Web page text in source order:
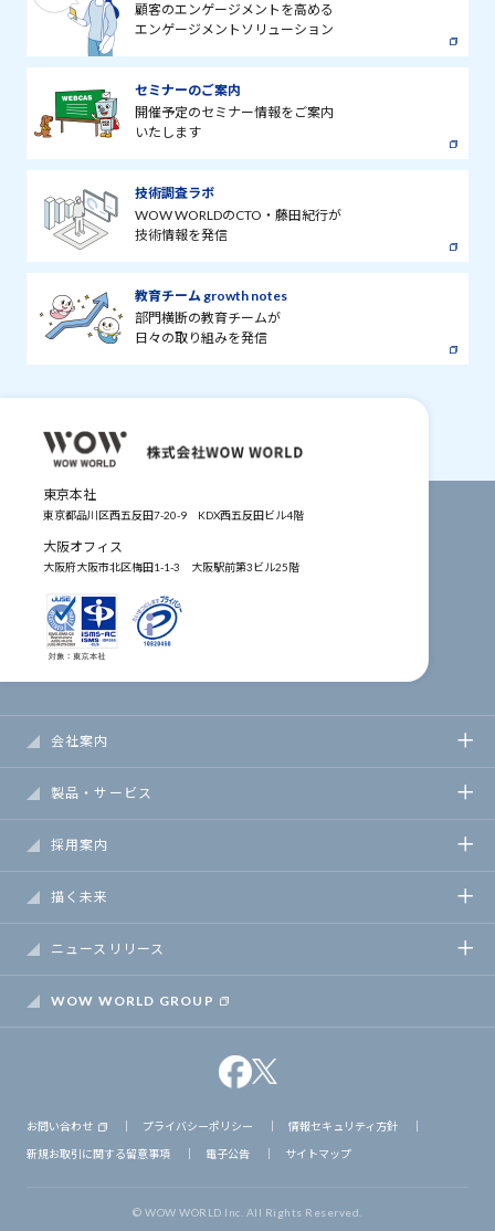
顧客のエンゲージメントを高める
エンゲージメントソリューション
セミナーのご案内
開催予定のセミナー情報をご案内
いたします
技術調査ラボ
WOW WORLDのCTO・藤田紀行が
技術情報を発信
教育チーム growth notes
部門横断の教育チームが
日々の取り組みを発信
東京本社
東京都品川区西五反田7-20-9 KDX西五反田ビル4階
大阪オフィス
大阪府大阪市北区梅田1-1-3 大阪駅前第3ビル25階
会社案内
製品・サービス
採用案内
描く未来
ニュースリリース
WOW WORLD GROUP
お問い合わせ プライバシーポリシー 情報セキュリティ方針
新規お取引に関する留意事項 電子公告 サイトマップ
© WOW WORLD Inc. All Rights Reserved.